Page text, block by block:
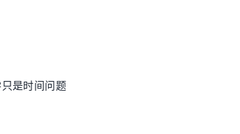
是时间问题